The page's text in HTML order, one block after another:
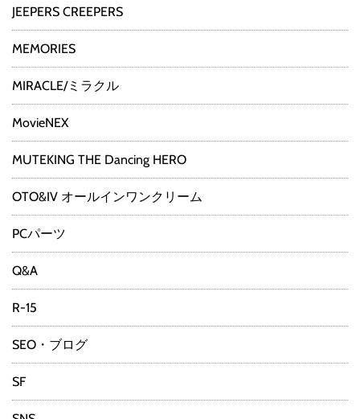
JEEPERS CREEPERS
MEMORIES
MIRACLE/ミラクル
MovieNEX
MUTEKING THE Dancing HERO
OTO&IV オールインワンクリーム
PCパーツ
Q&A
R-15
SEO・ブログ
SF